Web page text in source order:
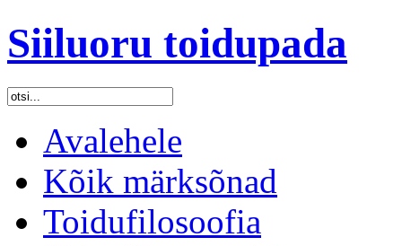
Siiluoru toidupada
Avalehele
Kõik märksõnad
Toidufilosoofia